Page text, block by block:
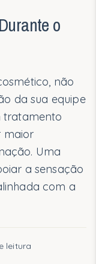
2 minutos.
o
não
da sua equipe
tratamento
maior
Uma
a sensação
com a
leitura